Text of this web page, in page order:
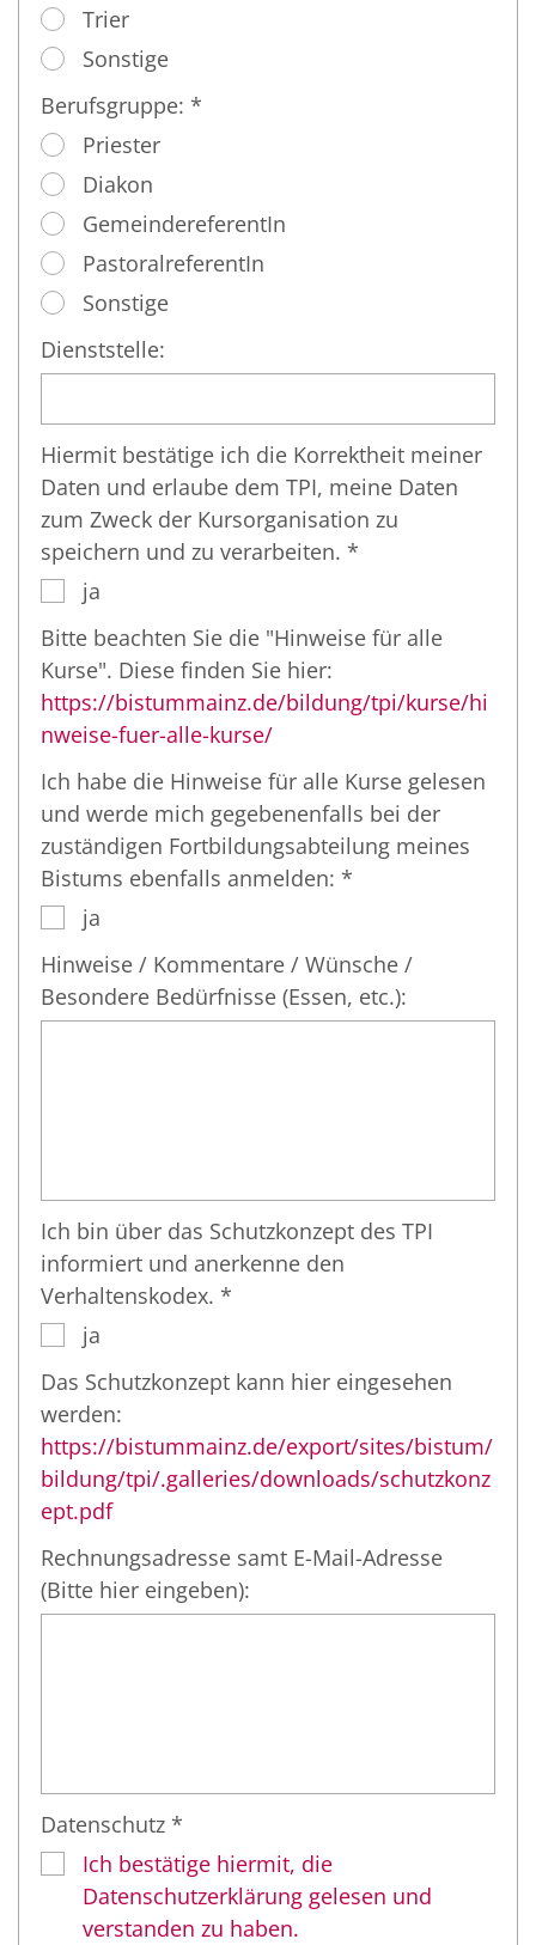
Trier
Sonstige
Berufsgruppe: *
Priester
Diakon
GemeindereferentIn
PastoralreferentIn
Sonstige
Dienststelle:
Hiermit bestätige ich die Korrektheit meiner
Daten und erlaube dem TPI, meine Daten
zum Zweck der Kursorganisation zu
speichern und zu verarbeiten. *
ja
Bitte beachten Sie die "Hinweise für alle
Kurse". Diese finden Sie hier:
https://bistummainz.de/bildung/tpi/kurse/hi
nweise-fuer-alle-kurse/
Ich habe die Hinweise für alle Kurse gelesen
und werde mich gegebenenfalls bei der
zuständigen Fortbildungsabteilung meines
Bistums ebenfalls anmelden: *
ja
Hinweise / Kommentare / Wünsche /
Besondere Bedürfnisse (Essen, etc.):
Ich bin über das Schutzkonzept des TPI
informiert und anerkenne den
Verhaltenskodex. *
ja
Das Schutzkonzept kann hier eingesehen
werden:
https://bistummainz.de/export/sites/bistum/
bildung/tpi/.galleries/downloads/schutzkonz
ept.pdf
Rechnungsadresse samt E-Mail-Adresse
(Bitte hier eingeben):
Datenschutz *
Ich bestätige hiermit, die
Datenschutzerklärung gelesen und
verstanden zu haben.